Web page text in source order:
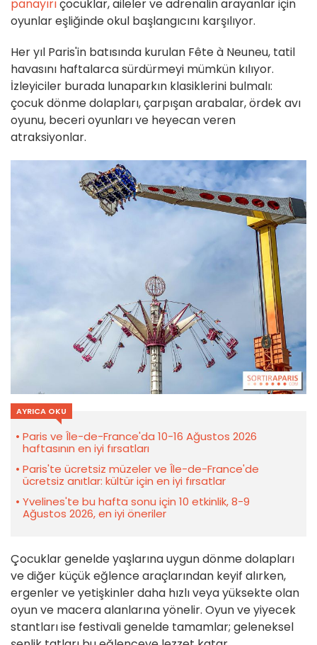
panayırıçocuklar, aileler ve adrenalin arayanlar için
oyunlar eşliğinde okul başlangıcını karşılıyor.
Her yıl Paris'in batısında kurulan Fête à Neuneu, tatil
havasını haftalarca sürdürmeyi mümkün kılıyor.
İzleyiciler burada lunaparkın klasiklerini bulmalı:
çocuk dönme dolapları, çarpışan arabalar, ördek avı
oyunu, beceri oyunları ve heyecan veren
atraksiyonlar.
AYRICA OKU
Paris ve Île-de-France'da 10-16 Ağustos 2026
haftasının en iyi fırsatları
Paris'te ücretsiz müzeler ve Île-de-France'de
ücretsiz anıtlar: kültür için en iyi fırsatlar
Yvelines'te bu hafta sonu için 10 etkinlik, 8-9
Ağustos 2026, en iyi öneriler
Çocuklar genelde yaşlarına uygun dönme dolapları
ve diğer küçük eğlence araçlarından keyif alırken,
ergenler ve yetişkinler daha hızlı veya yüksekte olan
oyun ve macera alanlarına yönelir. Oyun ve yiyecek
stantları ise festivali genelde tamamlar; geleneksel